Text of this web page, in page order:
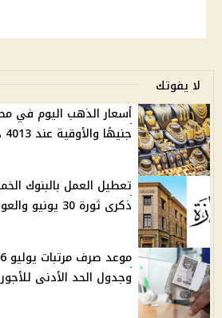
لا يفوتك
جنيهًا والأوقية عند 4013 دولارًا
ذكرى ثورة 30 يونيو والعودة الأحد
وجدول الحد الأدنى للأجور